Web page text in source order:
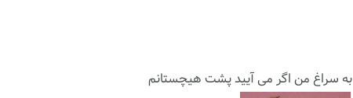
به سراغ من اگر می آیید پشت هیچستانم